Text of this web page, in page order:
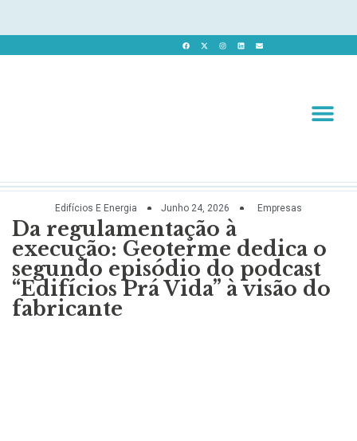
Edifícios E Energia Junho 24, 2026 Empresas
Da regulamentação à
execução: Geoterme dedica o
segundo episódio do podcast
“Edifícios Prá Vida” à visão do
fabricante